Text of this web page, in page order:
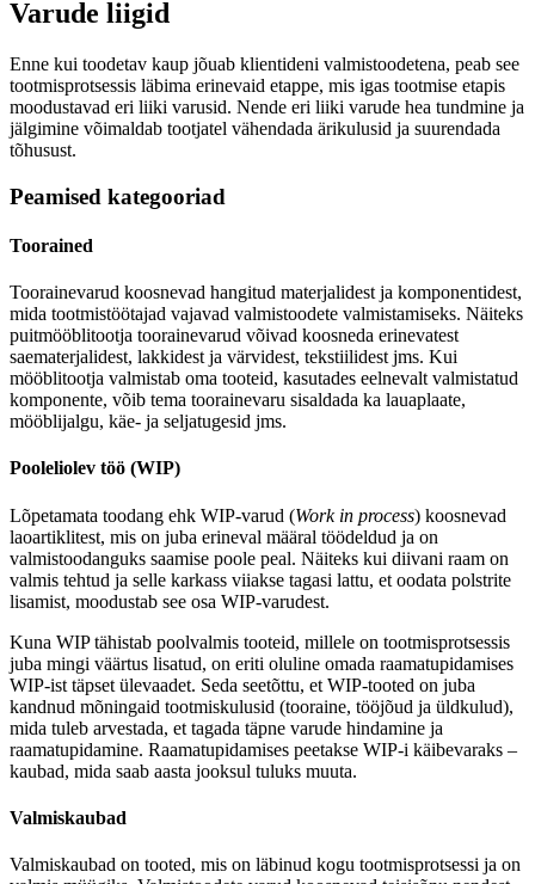
Varude liigid
Enne kui toodetav kaup jõuab klientideni valmistoodetena, peab see
tootmisprotsessis läbima erinevaid etappe, mis igas tootmise etapis
moodustavad eri liiki varusid. Nende eri liiki varude hea tundmine ja
jälgimine võimaldab tootjatel vähendada ärikulusid ja suurendada
tõhusust.
Peamised kategooriad
Toorained
Toorainevarud koosnevad hangitud materjalidest ja komponentidest,
mida tootmistöötajad vajavad valmistoodete valmistamiseks. Näiteks
puitmööblitootja toorainevarud võivad koosneda erinevatest
saematerjalidest, lakkidest ja värvidest, tekstiilidest jms. Kui
mööblitootja valmistab oma tooteid, kasutades eelnevalt valmistatud
komponente, võib tema toorainevaru sisaldada ka lauaplaate,
mööblijalgu, käe- ja seljatugesid jms.
Pooleliolev töö (WIP)
Lõpetamata toodang ehk WIP-varud (Work in process) koosnevad
laoartiklitest, mis on juba erineval määral töödeldud ja on
valmistoodanguks saamise poole peal. Näiteks kui diivani raam on
valmis tehtud ja selle karkass viiakse tagasi lattu, et oodata polstrite
lisamist, moodustab see osa WIP-varudest.
Kuna WIP tähistab poolvalmis tooteid, millele on tootmisprotsessis
juba mingi väärtus lisatud, on eriti oluline omada raamatupidamises
WIP-ist täpset ülevaadet. Seda seetõttu, et WIP-tooted on juba
kandnud mõningaid tootmiskulusid (tooraine, tööjõud ja üldkulud),
mida tuleb arvestada, et tagada täpne varude hindamine ja
raamatupidamine. Raamatupidamises peetakse WIP-i käibevaraks –
kaubad, mida saab aasta jooksul tuluks muuta.
Valmiskaubad
Valmiskaubad on tooted, mis on läbinud kogu tootmisprotsessi ja on